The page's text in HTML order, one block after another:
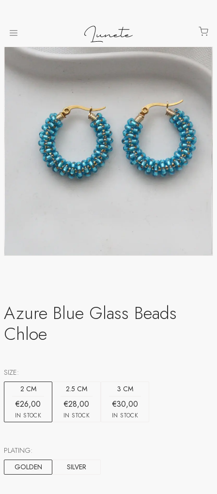
Azure Blue Glass Beads
Chloe
SIZE:
2 CM
€26,00
IN STOCK
2.5 CM
€28,00
IN STOCK
3 CM
€30,00
IN STOCK
PLATING:
GOLDEN
SILVER